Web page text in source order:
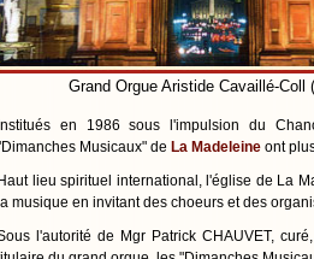
Grand Orgue Aristide Cavaillé-Coll
Institués en 1986 sous l'impulsion du
Musicaux" de La Madeleine ont
Haut lieu spirituel international, l'église de La
la musique en invitant des choeurs et des
l'autorité de Mgr Patrick CHAUVET,